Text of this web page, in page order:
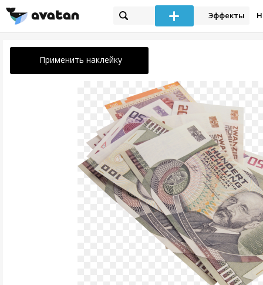
Эффекты
Применить наклейку